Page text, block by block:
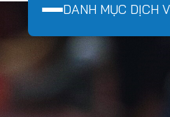
DANH MỤC DỊCH